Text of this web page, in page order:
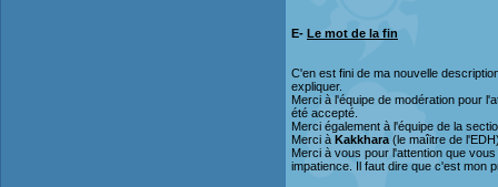
E- Le mot de la fin
C'en est fini de ma nouvelle
expliquer.
Merci à l'équipe de modération pour
été accepté.
Merci également à l'équipe de la
Merci à Kakkhara (le maîitre de
Merci à vous pour l'attention que
impatience. Il faut dire que c'est mon